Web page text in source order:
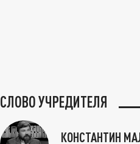
СЛОВО УЧРЕДИТЕЛЯ
КОНСТАНТИН